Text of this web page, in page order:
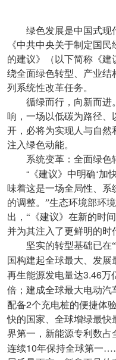
绿色发展是中国式现
《中共中央关于制定国
的建议》（以下简称《建
绕全面绿色转型、产业结
列系统性改革任务。
循绿而行，向新而进
响，一场以低碳为路径、
开，必将为实现人与自然
注入绿色动能。
系统变革：全面绿色
“ 《建议》中明确‘加
味着这是一场全局性、系
的调整。”生态环境部环
出，“《建议》在新的时
并为其注入了更鲜明的时
坚实的转型基础已在
国构建起全球最大、发展
再生能源发电量达3.46万
倍；建成全球最大电动汽
配备2个充电桩的便捷体
快的国家、全球增绿最快
界第一，新能源专利数占
连续10年保持全球第一